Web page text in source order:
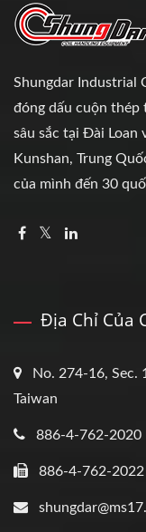
Shungdar Industrial
đóng dấu cuộn thép
sâu sắc tại Đài Loan
Kunshan, Trung
của mình đến 30
Địa Chỉ Của
No. 274-16, Sec.
Taiwan
886-4-762-2020
886-4-762-2022